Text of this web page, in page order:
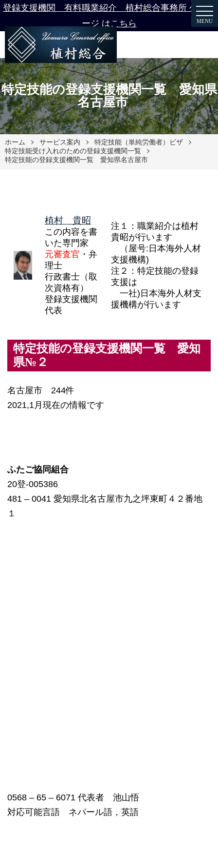
登録支援機関 有料職業紹介 植村総合事務所 公式ペ
ージ はこちら
MENU
特定技能の登録支援機関一覧 愛知県
名古屋市
ホーム サービス案内
特定技能（単純労働者）ビザ
特定技能受け入れのための登録支援機関一覧
特定技能の登録支援機関一覧 愛知県名古屋市
植村 貴昭
この内容を書
いた専門家
元審査官 ・弁
理士
行政書士（取
次資格有）
登録支援機関
代表
注１：職業紹介は植村
貴昭が行います
（屋号:日本海外人材
支援機構)
注２：特定技能の登録
支援は
一社)日本海外人材支
援機構が行います
特定技能の登録支援機関一覧 愛知
県№２
名古屋市 244件
2021,1月現在の情報です
ふたご協同組合
20登-005386
481 – 0041 愛知県北名古屋市九之坪東町４２番地
１
0568 – 65 – 6071 代表者 池山悟
対応可能言語 ネパール語，英語